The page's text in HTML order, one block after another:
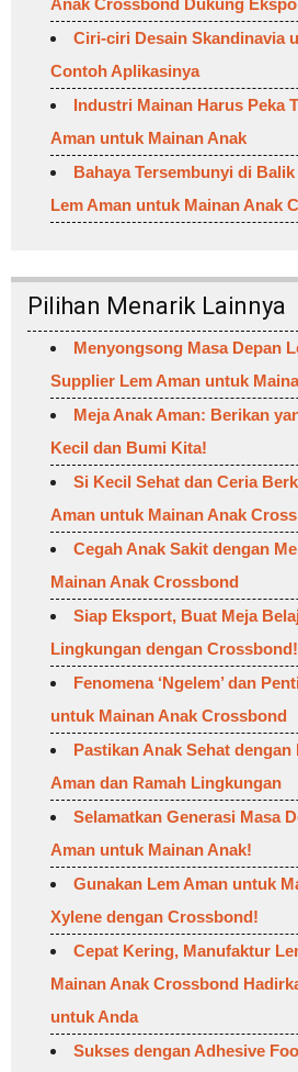
Ciri-ciri Desain Skandinavia
Contoh Aplikasinya
Industri Mainan Harus Peka
Aman untuk Mainan Anak
Bahaya Tersembunyi di
Lem Aman untuk Mainan Anak
Pilihan Menarik Lainnya
Menyongsong Masa Depan
Supplier Lem Aman untuk
Meja Anak Aman: Berikan
Kecil dan Bumi Kita!
Si Kecil Sehat dan Ceria
Aman untuk Mainan Anak
Cegah Anak Sakit dengan
Mainan Anak Crossbond
Siap Eksport, Buat Meja
Lingkungan dengan Crossbond!
Fenomena ‘Ngelem’ dan
untuk Mainan Anak Crossbond
Pastikan Anak Sehat
Aman dan Ramah Lingkungan
Selamatkan Generasi Masa
Aman untuk Mainan Anak!
Gunakan Lem Aman untuk
Xylene dengan Crossbond!
Cepat Kering, Manufaktur
Mainan Anak Crossbond
untuk Anda
Sukses dengan Adhesive